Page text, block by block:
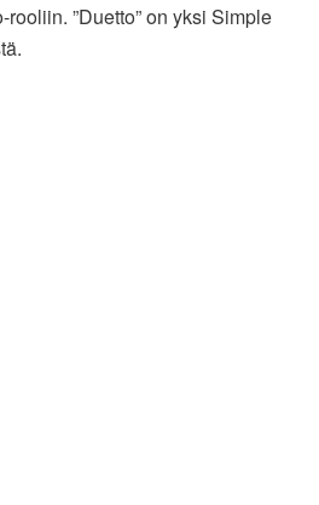
”Duetto” on yksi Simple